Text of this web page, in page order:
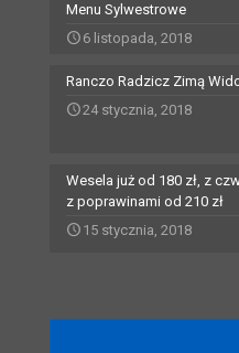
Menu Sylwestrowe
6 listopada, 2018
Ranczo Radzicz Zimą
24 stycznia, 2018
Wesela już od 180 zł, z
z poprawinami od 210 zł
15 stycznia, 2018